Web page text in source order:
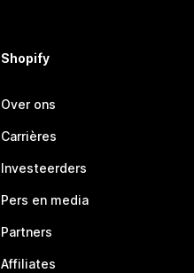
Shopify
Over ons
Carrières
Investeerders
Pers en media
Partners
Affiliates